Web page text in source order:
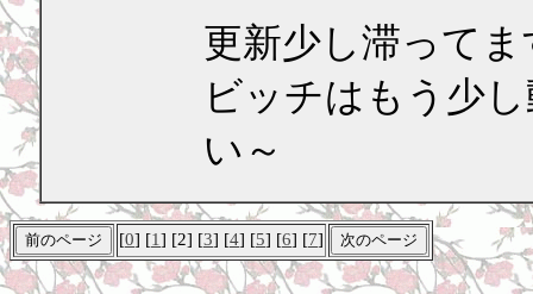
更新少し滞って
ビッチはもう少
い～
[0] [1] [2] [3] [4] [5] [6] [7]